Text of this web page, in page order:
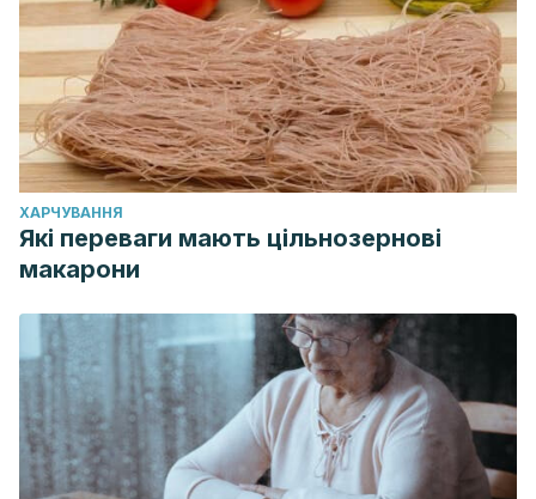
ХАРЧУВАННЯ
Які переваги мають цільнозернові
макарони